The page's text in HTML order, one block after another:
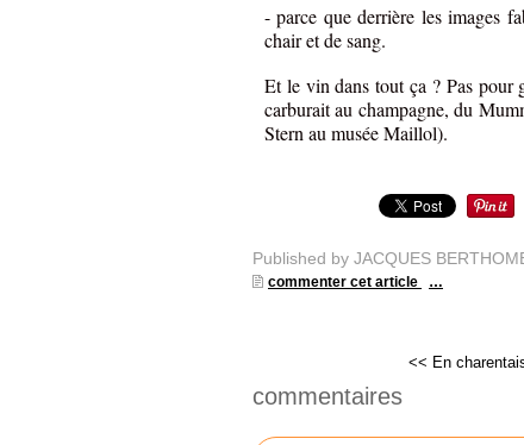
- parce que derrière les images
chair et de sang.
Et le vin dans tout ça ? Pas pour
carburait au champagne, du
Stern au musée Maillol).
Published by JACQUES
commenter cet article
…
<< En
commentaires